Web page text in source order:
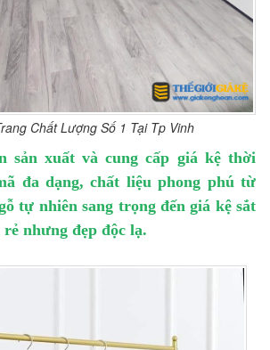
Chất Lượng Số 1 Tại Tp Vinh
sản xuất và cung cấp giá kệ thời
đa dạng, chất liệu phong phú từ
tự nhiên sang trọng đến giá kệ sắt
nhưng đẹp độc lạ.